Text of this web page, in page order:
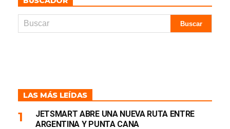
LAS MÁS LEÍDAS
JETSMART ABRE UNA NUEVA RUTA ENTRE
ARGENTINA Y PUNTA CANA